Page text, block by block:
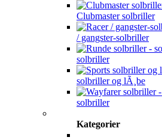
Clubmaster solbriller
/ gangster-solbriller
solbriller
solbriller og lÃ¸be
solbriller
Kategorier